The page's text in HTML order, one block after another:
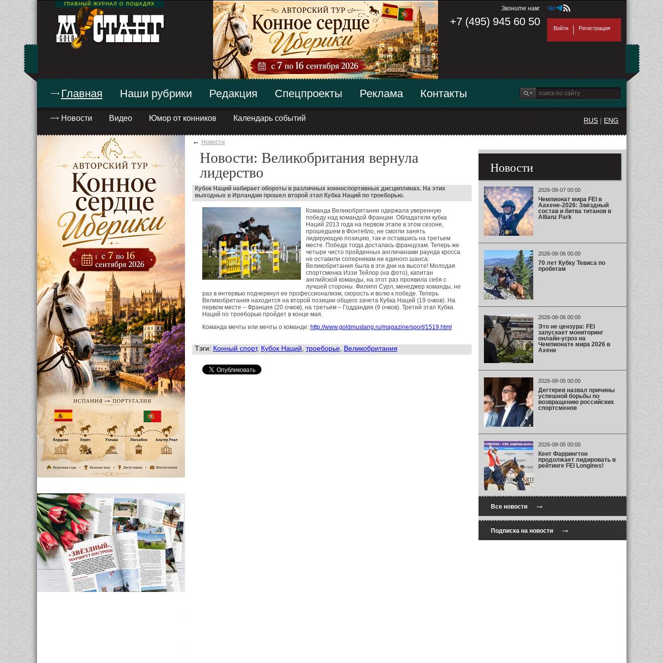
ГЛАВНЫЙ ЖУРНАЛ О ЛОШАДЯХ
Звоните нам:
+7 (495) 945 60 50
Войти Регистрация
Главная
Новости Видео Юмор от конников Календарь событий
Наши рубрики Редакция Спецпроекты Реклама Контакты
RUS | ENG
← Новости
Новости: Великобритания вернула
лидерство
Кубок Наций набирает обороты в различных конноспортивных дисциплинах. На этих
выходных в Ирландии прошел второй этап Кубка Наций по троеборью.
Команда Великобритании одержала уверенную
победу над командой Франции. Обладатели кубка
Наций 2013 года на первом этапе в этом сезоне,
прошедшем в Фонтебло, не смогли занять
лидирующую позицию, так и оставшись на третьем
месте. Победа тогда досталась французам. Теперь же
четыре чисто пройденных англичанами раунда кросса
не оставили соперникам ни единого шанса:
Великобритания была в эти дни на высоте! Молодая
спортсменка Иззи Тейлор (на фото), капитан
английской команды, на этот раз проявила себя с
лучшей стороны. Филипп Сурл, менеджер команды, не
раз в интервью подчеркнул ее профессионализм, скорость и волю к победе. Теперь
Великобритания находится на второй позиции общего зачета Кубка Наций (19 очков). На
первом месте – Франция (20 очков), на третьем – Годдандия (9 очков). Третий этап Кубка
Наций по троеборью пройдет в конце мая.
Команда мечты или мечты о команде: http://www.goldmustang.ru/magazine/sport/1519.html
Тэги: Конный спорт, Кубок Наций троеборье, Великобритания
Новости
2026-08-07 00:00
Чемпионат мира FEI в
Аахене-2026: Звёздный
состав и битва титанов в
Allianz Park
2026-08-06 00:00
70 лет Кубку Тевиса по
пробегам
2026-08-06 00:00
Это не цензура: FEI
запускает мониторинг
онлайн-угроз на
Чемпионате мира 2026 в
Ахене
2026-08-05 00:00
Дегтярев назвал причины
успешной борьбы по
возвращению российских
спортсменов
2026-08-05 00:00
Кент Фаррингтон
продолжает лидировать в
рейтинге FEI Longines!
Все новости→
Подписка на новости→